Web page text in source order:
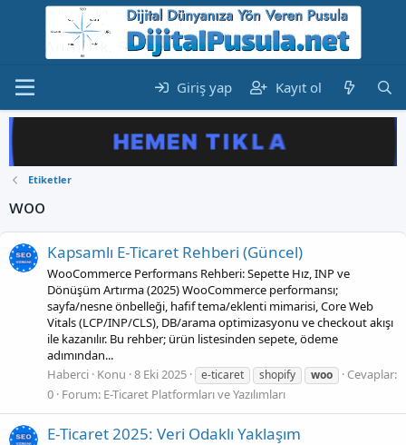
Giriş yap Kayıt ol
Etiketler
woo
Kapsamlı E‑Ticaret Rehberi (Güncel)
WooCommerce Performans Rehberi: Sepette Hız, INP ve
Dönüşüm Artırma (2025) WooCommerce performansı;
sayfa/nesne önbelleği, hafif tema/eklenti mimarisi, Core Web
Vitals (LCP/INP/CLS), DB/arama optimizasyonu ve checkout akışı
ile kazanılır. Bu rehber; ürün listesinden sepete, ödeme
adımından...
Haberci Konu 8 Eki 2025 e-ticaret shopify woo
Cevaplar:
0 Forum: E-Ticaret Platformları ve Yazılımları
E‑Ticaret 2025: Veri Odaklı Yaklaşım